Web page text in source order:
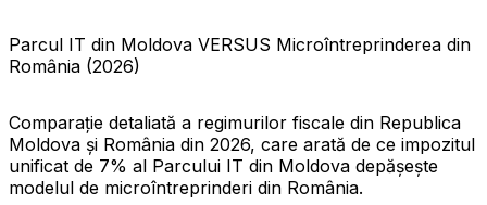
Parcul IT din Moldova VERSUS Microîntreprinderea din
România (2026)
Comparație detaliată a regimurilor fiscale din Republica
Moldova și România din 2026, care arată de ce impozitul
unificat de 7% al Parcului IT din Moldova depășește
modelul de microîntreprinderi din România.